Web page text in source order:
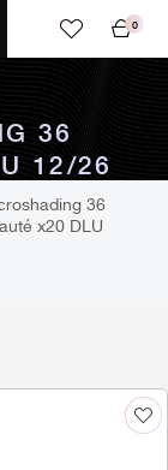
panier
0
36
12/26
36
x20 DLU